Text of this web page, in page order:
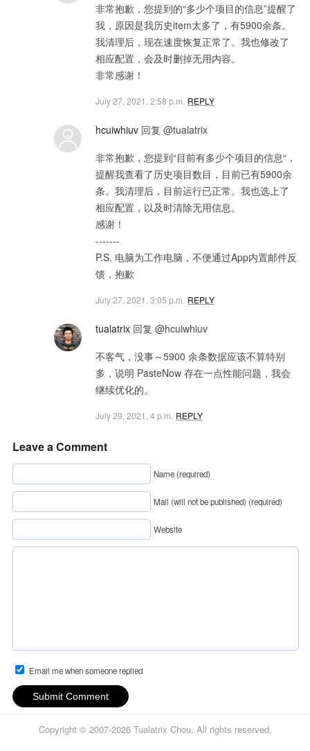
非常抱歉，您提到的“多少个项目的信息”提醒了
我，原因是我历史item太多了，有5900余条。
我清理后，现在速度恢复正常了。我也修改了
相应配置，会及时删掉无用内容。
非常感谢！
July 27, 2021, 2:58 p.m. REPLY
hcuiwhiuv 回复 @tualatrix
非常抱歉，您提到“目前有多少个项目的信息“，
提醒我查看了历史项目数目，目前已有5900余
条。我清理后，目前运行已正常。我也选上了
相应配置，以及时清除无用信息。
感谢！
-------
P.S. 电脑为工作电脑，不便通过App内置邮件反
馈，抱歉
July 27, 2021, 3:05 p.m. REPLY
tualatrix 回复 @hcuiwhiuv
不客气，没事～5900 余条数据应该不算特别
多，说明 PasteNow 存在一点性能问题，我会
继续优化的。
July 29, 2021, 4 p.m. REPLY
Leave a Comment
Name (required)
Mail (will not be published) (required)
Website
Email me when someone replied
Submit Comment
Copyright © 2007-2026 Tualatrix Chou, All rights reserved.